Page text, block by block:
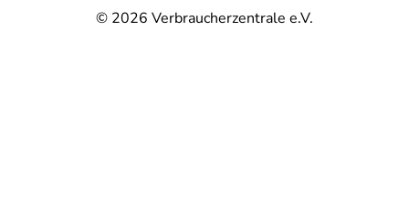
© 2026 Verbraucherzentrale e.V.